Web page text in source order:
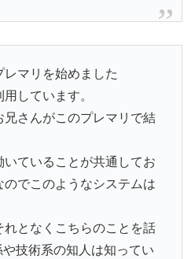
マリを始めました
しています。
兄さんがこのプレマリで結
ていることが共通してお
のでこのようなシステムは
れとなくこちらのことを話
技術系の知人は知ってい